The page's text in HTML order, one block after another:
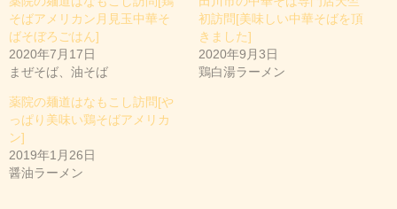
み
中
…
そばアメリカン月見玉中華そ
ばそぼろごはん]
2020年7月17日
まぜそば、油そば
初訪問[美味しい中華そばを頂
きました]
2020年9月3日
鶏白湯ラーメン
薬院の麺道はなもこし訪問[や
っぱり美味い鶏そばアメリカ
ン]
2019年1月26日
醤油ラーメン